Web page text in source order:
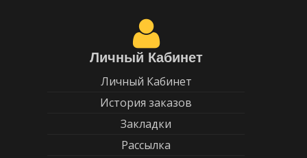
Личный Кабинет
Личный Кабинет
История заказов
Закладки
Рассылка